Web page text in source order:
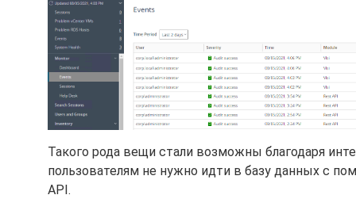
Set-PowerCLIConfiguration -InvalidCertificateAction
# --- Connect to Horizon Connection Server API
$hvServer = Connect-HVServer -Server $cs -User
# --- Get Services for interacting with the View API
$services= $hvServer.ExtensionData
# --- Connect to the vCenter Server ---
Connect-VIServer -Server $vc -User $vcUser -Password
#endregion initialize
#region main
Такого рода вещи стали возможны благодаря
пользователям не нужно идти в базу данных с
API.